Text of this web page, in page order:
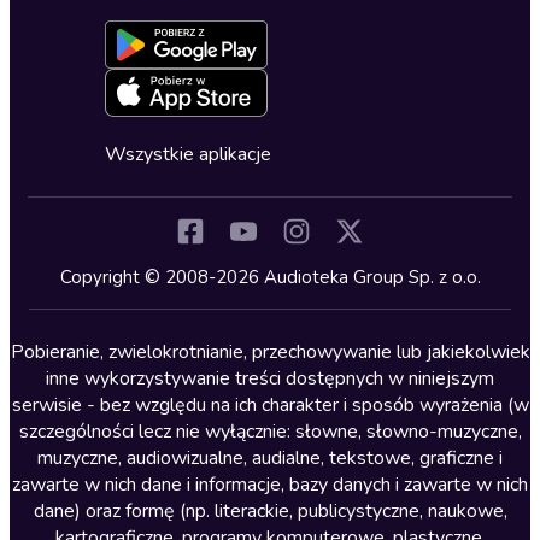
Dla młodzieży
Kryminały
Lektury szkolne
Literatura anglojęzyczna
Literatura faktu
Literatura obyczajowa
Literatura piękna obca
Literatura piękna polska
Formularz zgłaszania nielegalnych treści
Deklaracja dostępności
Oferta dla firm i bibliotek
Blog
Zapowiedzi
Cykle audiobooków
Wszystkie aplikacje
Copyright © 2008-2026 Audioteka Group Sp. z o.o.
Pobieranie, zwielokrotnianie, przechowywanie lub jakiekolwiek
inne wykorzystywanie treści dostępnych w niniejszym
serwisie - bez względu na ich charakter i sposób wyrażenia (w
szczególności lecz nie wyłącznie: słowne, słowno-muzyczne,
muzyczne, audiowizualne, audialne, tekstowe, graficzne i
zawarte w nich dane i informacje, bazy danych i zawarte w nich
dane) oraz formę (np. literackie, publicystyczne, naukowe,